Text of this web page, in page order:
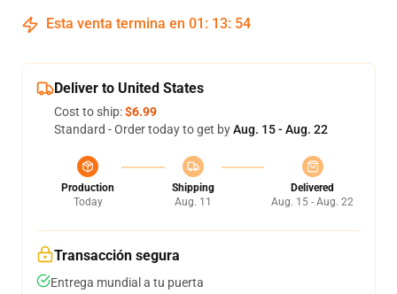
Esta venta termina en 01 : 13: 54
Deliver to United States
Cost to ship:$6.99
Standard - Order today to get byAug. 15 - Aug. 22
Production
Today
Shipping
Aug. 11
Delivered
Aug. 15 - Aug. 22
Transacción segura
Entrega mundial a tu puerta